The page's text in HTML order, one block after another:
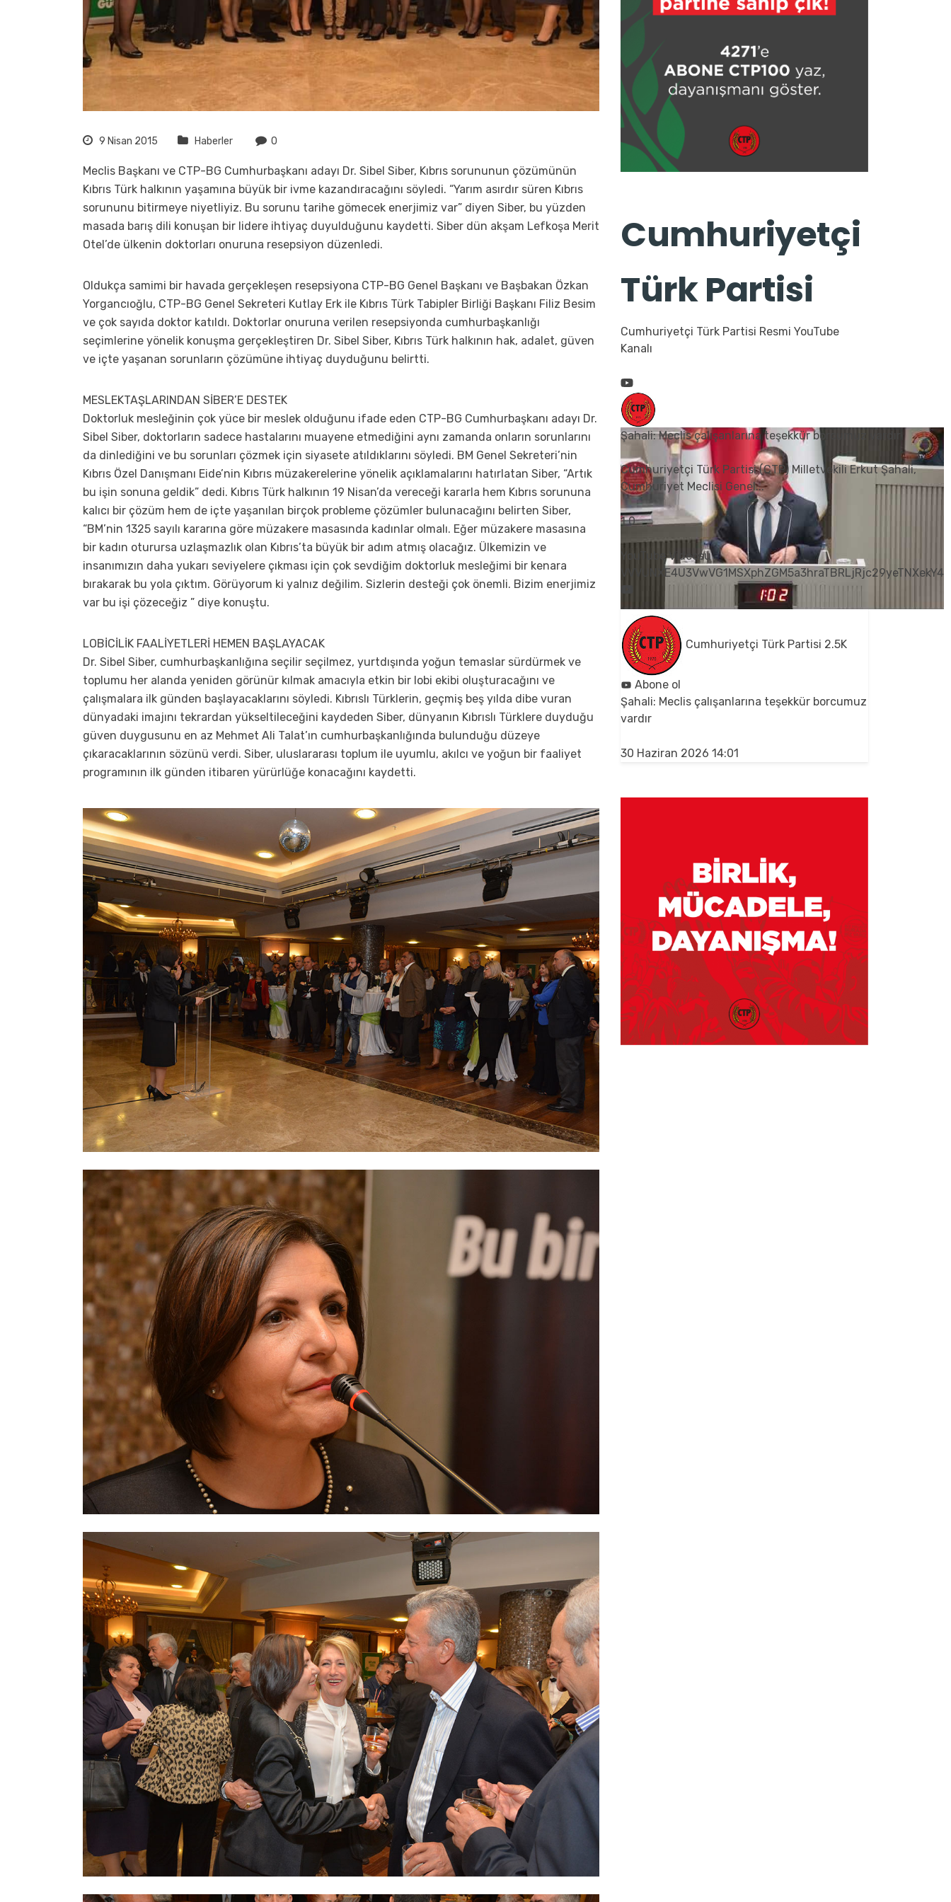
9 Nisan 2015 Haberler 0
Meclis Başkanı ve CTP-BG Cumhurbaşkanı adayı Dr. Sibel Siber, Kıbrıs sorununun çözümünün
Kıbrıs Türk halkının yaşamına büyük bir ivme kazandıracağını söyledi. “Yarım asırdır süren Kıbrıs
sorununu bitirmeye niyetliyiz. Bu sorunu tarihe gömecek enerjimiz var” diyen Siber, bu yüzden
masada barış dili konuşan bir lidere ihtiyaç duyulduğunu kaydetti. Siber dün akşam Lefkoşa Merit
Otel’de ülkenin doktorları onuruna resepsiyon düzenledi.
Oldukça samimi bir havada gerçekleşen resepsiyona CTP-BG Genel Başkanı ve Başbakan Özkan
Yorgancıoğlu, CTP-BG Genel Sekreteri Kutlay Erk ile Kıbrıs Türk Tabipler Birliği Başkanı Filiz Besim
ve çok sayıda doktor katıldı. Doktorlar onuruna verilen resepsiyonda cumhurbaşkanlığı
seçimlerine yönelik konuşma gerçekleştiren Dr. Sibel Siber, Kıbrıs Türk halkının hak, adalet, güven
ve içte yaşanan sorunların çözümüne ihtiyaç duyduğunu belirtti.
MESLEKTAŞLARINDAN SİBER’E DESTEK
Doktorluk mesleğinin çok yüce bir meslek olduğunu ifade eden CTP-BG Cumhurbaşkanı adayı Dr.
Sibel Siber, doktorların sadece hastalarını muayene etmediğini aynı zamanda onların sorunlarını
da dinlediğini ve bu sorunları çözmek için siyasete atıldıklarını söyledi. BM Genel Sekreteri’nin
Kıbrıs Özel Danışmanı Eide’nin Kıbrıs müzakerelerine yönelik açıklamalarını hatırlatan Siber, “Artık
bu işin sonuna geldik” dedi. Kıbrıs Türk halkının 19 Nisan’da vereceği kararla hem Kıbrıs sorununa
kalıcı bir çözüm hem de içte yaşanılan birçok probleme çözümler bulunacağını belirten Siber,
“BM’nin 1325 sayılı kararına göre müzakere masasında kadınlar olmalı. Eğer müzakere masasına
bir kadın oturursa uzlaşmazlık olan Kıbrıs’ta büyük bir adım atmış olacağız. Ülkemizin ve
insanımızın daha yukarı seviyelere çıkması için çok sevdiğim doktorluk mesleğimi bir kenara
bırakarak bu yola çıktım. Görüyorum ki yalnız değilim. Sizlerin desteği çok önemli. Bizim enerjimiz
var bu işi çözeceğiz ” diye konuştu.
LOBİCİLİK FAALİYETLERİ HEMEN BAŞLAYACAK
Dr. Sibel Siber, cumhurbaşkanlığına seçilir seçilmez, yurtdışında yoğun temaslar sürdürmek ve
toplumu her alanda yeniden görünür kılmak amacıyla etkin bir lobi ekibi oluşturacağını ve
çalışmalara ilk günden başlayacaklarını söyledi. Kıbrıslı Türklerin, geçmiş beş yılda dibe vuran
dünyadaki imajını tekrardan yükseltileceğini kaydeden Siber, dünyanın Kıbrıslı Türklere duyduğu
güven duygusunu en az Mehmet Ali Talat’ın cumhurbaşkanlığında bulunduğu düzeye
çıkaracaklarının sözünü verdi. Siber, uluslararası toplum ile uyumlu, akılcı ve yoğun bir faaliyet
programının ilk günden itibaren yürürlüğe konacağını kaydetti.
Cumhuriyetçi
Türk Partisi
Cumhuriyetçi Türk Partisi Resmi YouTube
Kanalı
Şahali: Meclis çalışanlarına teşekkür borcumuz vardır
Cumhuriyetçi Türk Partisi (CTP) Milletvekili Erkut Şahali,
Cumhuriyet Meclisi Genel...
1 0
YouTube Videosu
VVVUNXE4U3VwVG1MSXphZGM5a3hraTBRLjRjc29yeTNXekY4
Cumhuriyetçi Türk Partisi 2.5K
Abone ol
Şahali: Meclis çalışanlarına teşekkür borcumuz
vardır
30 Haziran 2026 14:01